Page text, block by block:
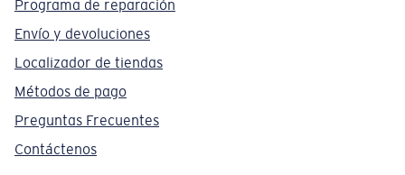
Programa de reparación
Envío y devoluciones
Localizador de tiendas
Métodos de pago
Preguntas Frecuentes
Contáctenos